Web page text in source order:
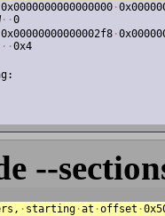
0x0000000000000000 ·
· ·0
0x00000000000002f8 ·
· ·0x4
--
· starting ·at ·offset ·